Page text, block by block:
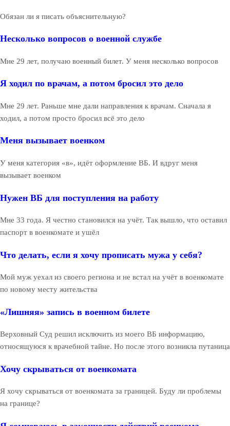
Обязан ли я писать объяснительную?
Несколько вопросов о военной службе
Мне 29 лет, получаю военный билет. У меня несколько вопросов
Я ходил по врачам, а потом бросил это дело
Мне 29 лет. Раньше мне дали направления к врачам. Сначала я
ходил, а потом просто бросил всё это дело
Меня вызывает военком
У меня категория «в», идёт оформление ВБ. И вдруг меня
вызывает военком
Нужен ВБ для поступления на работу
Мне 33 года. Я честно становился на учёт. Так вышло, что оставил
паспорт в военкомате и ушёл
Что делать, если я хочу прописать мужа у себя?
Мой муж уехал из своего региона и не встал на учёт в военкомате
по новому месту жительства
«Лишняя» запись в военном билете
Верховный Суд решил исключить из моего ВБ информацию,
относящуюся к врачебной тайне. Но после этого возникла путаница
Хочу скрываться от военкомата
Я хочу скрываться от военкомата за границей. Буду ли проблемы
на границе?